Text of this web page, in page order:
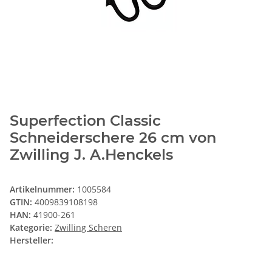
Superfection Classic
Schneiderschere 26 cm von
Zwilling J. A.Henckels
Artikelnummer: 1005584
GTIN: 4009839108198
HAN: 41900-261
Kategorie: Zwilling Scheren
Hersteller: